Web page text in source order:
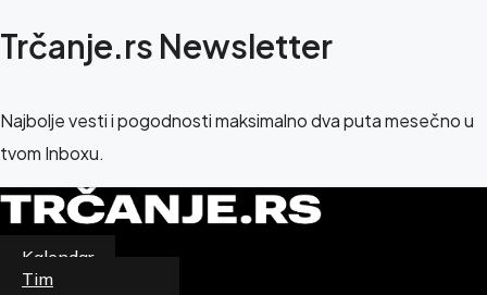
Trčanje.rs Newsletter
Najbolje vesti i pogodnosti maksimalno dva puta mesečno u
tvom Inboxu.
Kalendar
Tim
Newsletter